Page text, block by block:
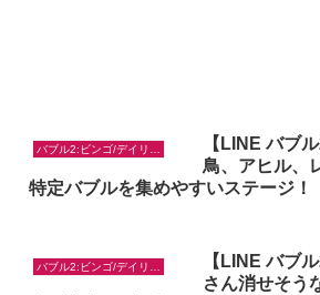
バブル2:ビンゴ/デイリー/お題対策
【LINE バブ
鳥、アヒル、
特定バブルを集めやすいステージ！
バブル2:ビンゴ/デイリー/お題対策
【LINE バブ
さん消せそう